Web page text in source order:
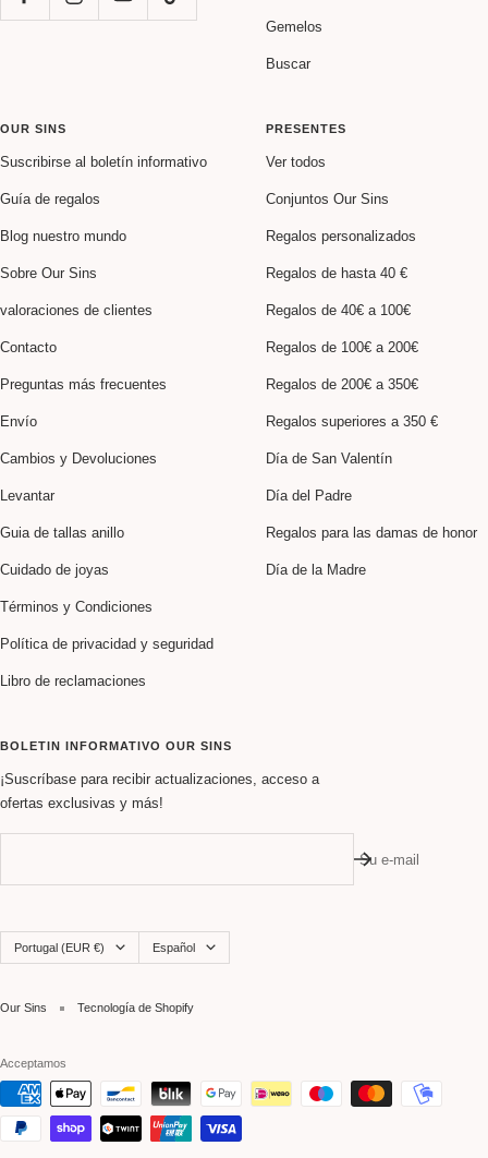
Gemelos
Buscar
OUR SINS
Suscribirse al boletín informativo
Guía de regalos
Blog nuestro mundo
Sobre Our Sins
valoraciones de clientes
Contacto
Preguntas más frecuentes
Envío
Cambios y Devoluciones
Levantar
Guia de tallas anillo
Cuidado de joyas
Términos y Condiciones
Política de privacidad y seguridad
Libro de reclamaciones
PRESENTES
Ver todos
Conjuntos Our Sins
Regalos personalizados
Regalos de hasta 40 €
Regalos de 40€ a 100€
Regalos de 100€ a 200€
Regalos de 200€ a 350€
Regalos superiores a 350 €
Día de San Valentín
Día del Padre
Regalos para las damas de honor
Día de la Madre
BOLETIN INFORMATIVO OUR SINS
¡Suscríbase para recibir actualizaciones, acceso a
ofertas exclusivas y más!
Su e-mail
País/región
Portugal (EUR €) Idioma
Español
Our Sins Tecnología de Shopify
Acceptamos